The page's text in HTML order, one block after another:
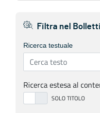
Filtra nel
Ricerca testuale
Ricerca estesa al